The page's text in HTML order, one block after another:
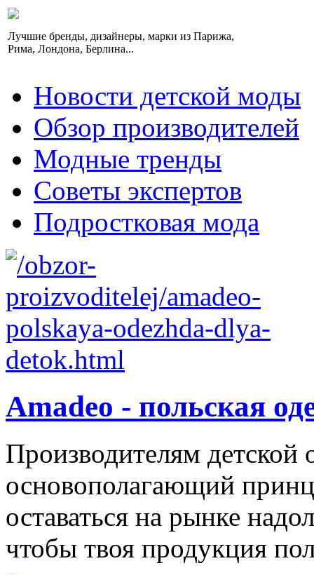
Лучшие бренды, дизайнеры, марки из Парижа,
Рима, Лондона, Берлина...
Новости детской моды
Обзор производителей
Модные тренды
Советы экспертов
Подростковая мода
Amadeo - польская
Производителям детской
основополагающий
оставаться на рынке
чтобы твоя продукция